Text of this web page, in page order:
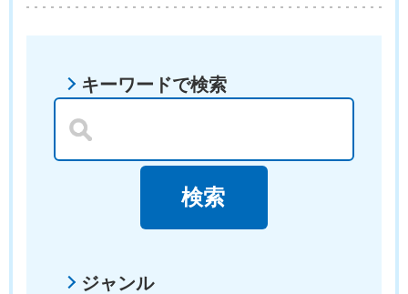
キーワードで検索
ジャンル